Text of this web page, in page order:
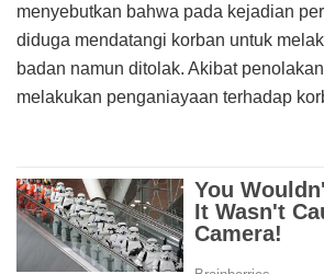
menyebutkan bahwa pada kejadian
diduga mendatangi korban untuk
badan namun ditolak. Akibat
melakukan penganiayaan terhadap